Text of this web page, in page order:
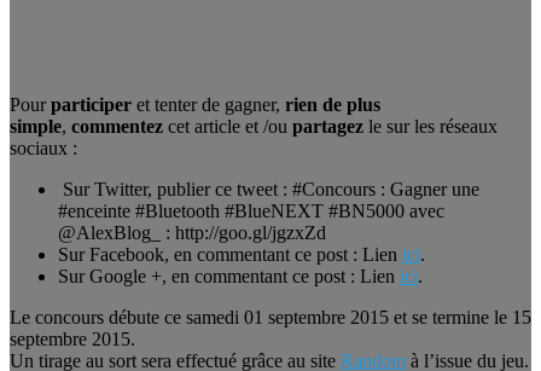
Pourparticiper et tenter de gagner, rien de plus
simple, commentez cet article et /ou partagez le sur les réseaux
sociaux :
Sur Twitter, publier ce tweet : #Concours : Gagner une
#enceinte #Bluetooth #BlueNEXT #BN5000 avec
@AlexBlog_ : http://goo.gl/jgzxZd
Sur Facebook, en commentant ce post : Lien ici.
Sur Google +, en commentant ce post : Lien ici.
Le concours débute ce samedi 01 septembre 2015 et se termine le 15
septembre 2015.
Un tirage au sort sera effectué grâce au site Random à l’issue du jeu.